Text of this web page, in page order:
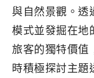
與自然景觀。透
模式並發掘在地
旅客的獨特價值
時積極探討主題